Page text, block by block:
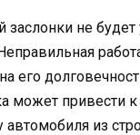
не
его
может привести
из